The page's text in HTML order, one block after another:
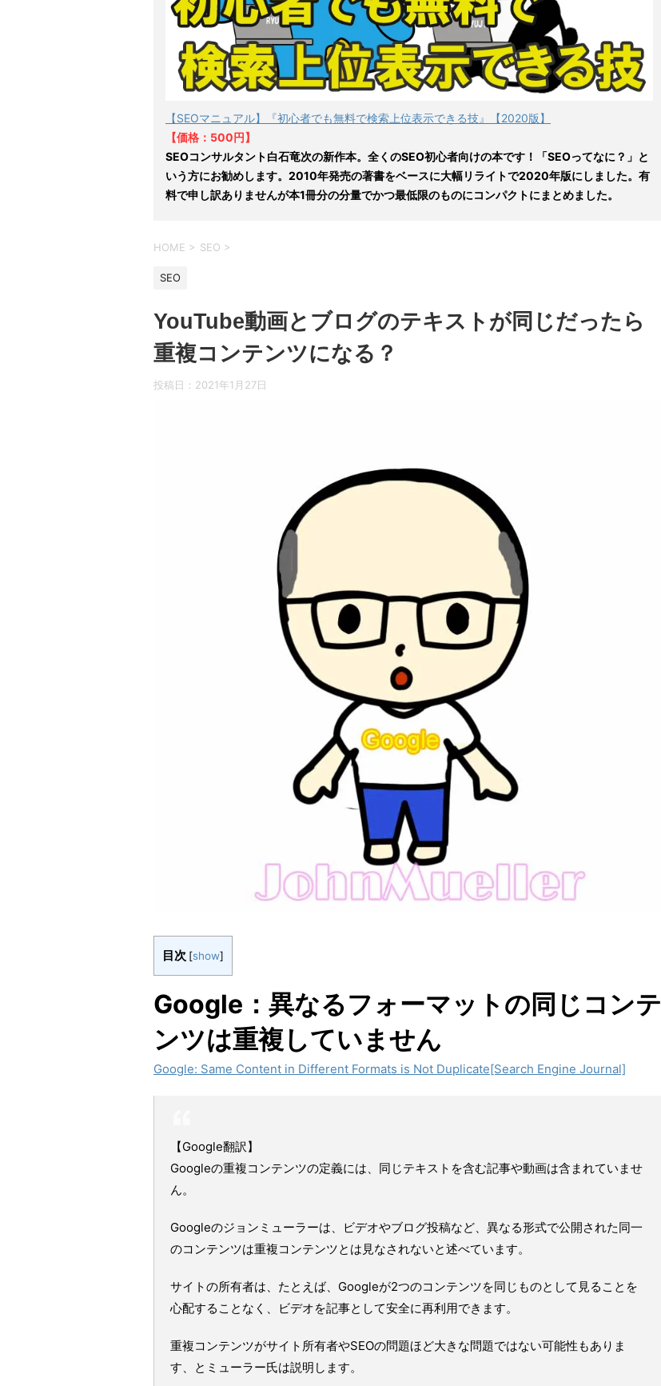
【SEOマニュアル】『初心者でも無料で検索上位表示できる技』【2020版】
【価格：500円】
SEOコンサルタント白石竜次の新作本。全くのSEO初心者向けの本です！「SEOってなに？」と
いう方にお勧めします。2010年発売の著書をベースに大幅リライトで2020年版にしました。有
料で申し訳ありませんが本1冊分の分量でかつ最低限のものにコンパクトにまとめました。
HOME > SEO >
SEO
YouTube動画とブログのテキストが同じだったら
重複コンテンツになる？
投稿日： 2021年1月27日
目次 [show]
Google：異なるフォーマットの同じコンテ
ンツは重複していません
Google: Same Content in Different Formats is Not Duplicate[Search Engine Journal]
【Google翻訳】
Googleの重複コンテンツの定義には、同じテキストを含む記事や動画は含まれていませ
ん。
Googleのジョンミューラーは、ビデオやブログ投稿など、異なる形式で公開された同一
のコンテンツは重複コンテンツとは見なされないと述べています。
サイトの所有者は、たとえば、Googleが2つのコンテンツを同じものとして見ることを
心配することなく、ビデオを記事として安全に再利用できます。
重複コンテンツがサイト所有者やSEOの問題ほど大きな問題ではない可能性もありま
す、とミューラー氏は説明します。